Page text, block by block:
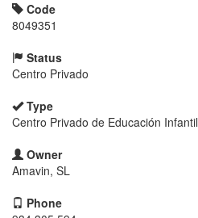
Code
8049351
Status
Centro Privado
Type
Centro Privado de Educación Infantil
Owner
Amavin, SL
Phone